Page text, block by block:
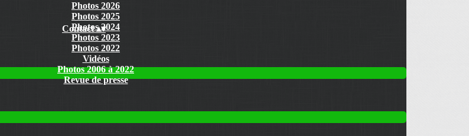
Photos 2026
Photos 2025
Photos 2024
Photos 2023
Photos 2022
Vidéos
Photos 2006 à 2022
Revue de presse
Contact▴▾